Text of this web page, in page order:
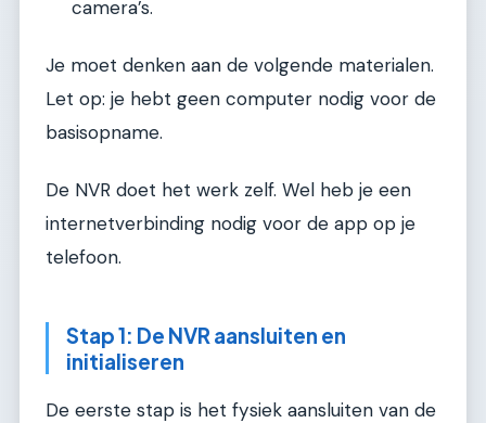
camera’s.
Je moet denken aan de volgende materialen.
Let op: je hebt geen computer nodig voor de
basisopname.
De NVR doet het werk zelf. Wel heb je een
internetverbinding nodig voor de app op je
telefoon.
Stap 1: De NVR aansluiten en
initialiseren
De eerste stap is het fysiek aansluiten van de